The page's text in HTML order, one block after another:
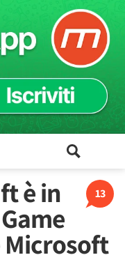
13
è in
Microsoft